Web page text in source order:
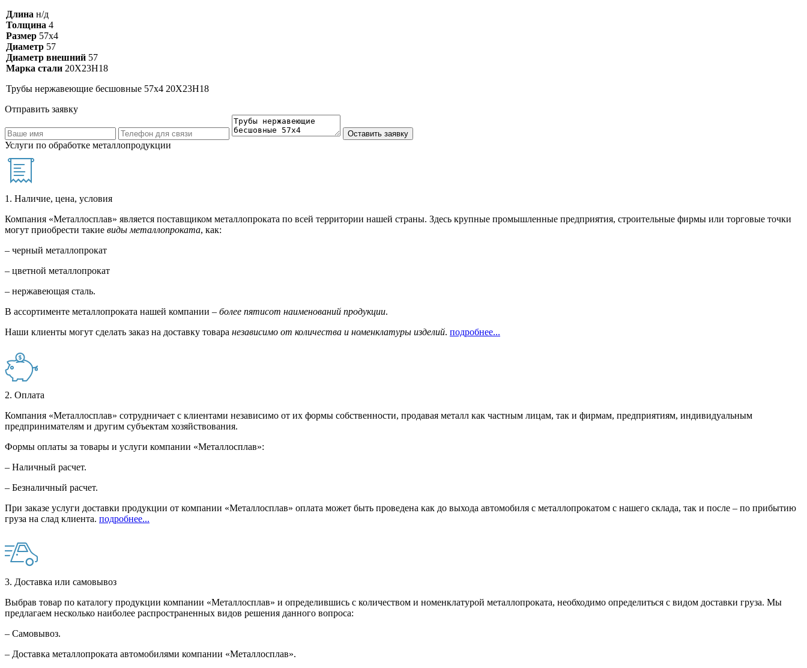
Длина н/д
Толщина 4
Размер 57х4
Диаметр 57
Диаметр внешний 57
Марка стали 20Х23Н18
Трубы нержавеющие бесшовные 57х4 20Х23Н18
Отправить заявку
Услуги по обработке металлопродукции
1. Наличие, цена, условия
Компания «Металлосплав» является поставщиком металлопроката по всей территории нашей страны. Здесь крупные промышленные предприятия, строительные фирмы или торговые точки
могут приобрести такие виды металлопроката, как:
– черный металлопрокат
– цветной металлопрокат
– нержавеющая сталь.
В ассортименте металлопроката нашей компании – более пятисот наименований продукции.
Наши клиенты могут сделать заказ на доставку товара независимо от количества и номенклатуры изделий. подробнее...
2. Оплата
Компания «Металлосплав» сотрудничает с клиентами независимо от их формы собственности, продавая металл как частным лицам, так и фирмам, предприятиям, индивидуальным
предпринимателям и другим субъектам хозяйствования.
Формы оплаты за товары и услуги компании «Металлосплав»:
– Наличный расчет.
– Безналичный расчет.
При заказе услуги доставки продукции от компании «Металлосплав» оплата может быть проведена как до выхода автомобиля с металлопрокатом с нашего склада, так и после – по прибытию
груза на слад клиента. подробнее...
3. Доставка или самовывоз
Выбрав товар по каталогу продукции компании «Металлосплав» и определившись с количеством и номенклатурой металлопроката, необходимо определиться с видом доставки груза. Мы
предлагаем несколько наиболее распространенных видов решения данного вопроса:
– Самовывоз.
– Доставка металлопроката автомобилями компании «Металлосплав».